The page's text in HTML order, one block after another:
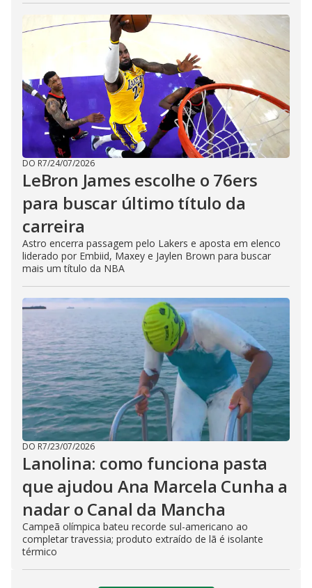
DO R7/24/07/2026
LeBron James escolhe o 76ers
para buscar último título da
carreira
Astro encerra passagem pelo Lakers e aposta em elenco
liderado por Embiid, Maxey e Jaylen Brown para buscar
mais um título da NBA
DO R7/23/07/2026
Lanolina: como funciona pasta
que ajudou Ana Marcela Cunha a
nadar o Canal da Mancha
Campeã olímpica bateu recorde sul-americano ao
completar travessia; produto extraído de lã é isolante
térmico